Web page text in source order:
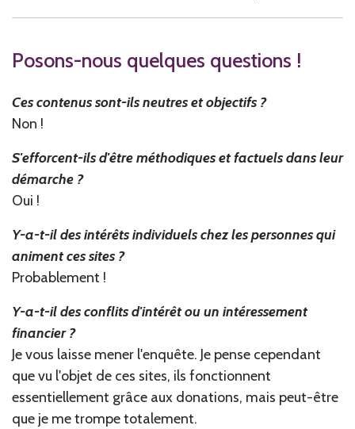
Posons-nous quelques questions !
Ces contenus sont-ils neutres et objectifs ?
Non !
S'efforcent-ils d'être méthodiques et factuels dans leur
démarche ?
Oui !
Y-a-t-il des intérêts individuels chez les personnes qui
animent ces sites ?
Probablement !
Y-a-t-il des conflits d'intérêt ou un intéressement
financier ?
Je vous laisse mener l'enquête. Je pense cependant
que vu l'objet de ces sites, ils fonctionnent
essentiellement grâce aux donations, mais peut-être
que je me trompe totalement.